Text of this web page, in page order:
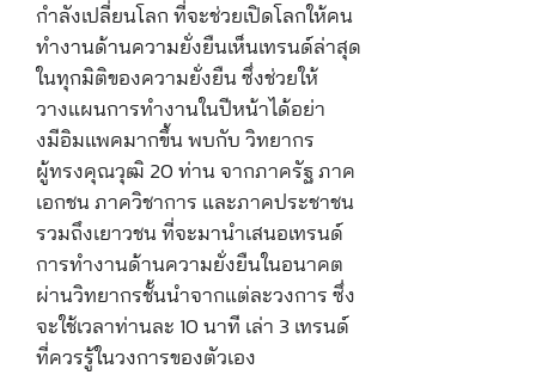
กำลังเปลี่ยนโลก ที่จะช่วยเปิดโลกให้คน
ทำงานด้านความยั่งยืนเห็นเทรนด์ล่าสุด
ในทุกมิติของความยั่งยืน ซึ่งช่วยให้
วางแผนการทำงานในปีหน้าได้อย่า
งมีอิมแพคมากขึ้น พบกับ วิทยากร
ผู้ทรงคุณวุฒิ 20 ท่าน จากภาครัฐ ภาค
เอกชน ภาควิชาการ และภาคประชาชน
รวมถึงเยาวชน ที่จะมานำเสนอเทรนด์
การทำงานด้านความยั่งยืนในอนาคต
ผ่านวิทยากรชั้นนำจากแต่ละวงการ ซึ่ง
จะใช้เวลาท่านละ 10 นาที เล่า 3 เทรนด์
ที่ควรรู้ในวงการของตัวเอง